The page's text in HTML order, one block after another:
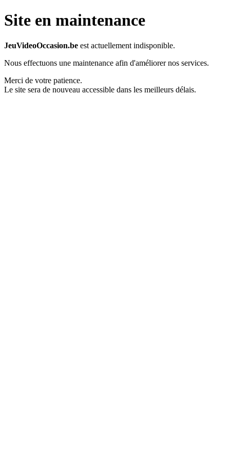
Site en maintenance
JeuVideoOccasion.be est actuellement indisponible.
Nous effectuons une maintenance afin d'améliorer nos services.
Merci de votre patience.
Le site sera de nouveau accessible dans les meilleurs délais.